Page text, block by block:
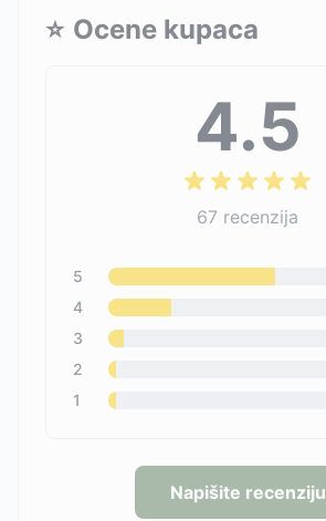
⭐ Ocene kupaca
4.5
67 recenzija
5
4
3
2
1
Napišite recenziju